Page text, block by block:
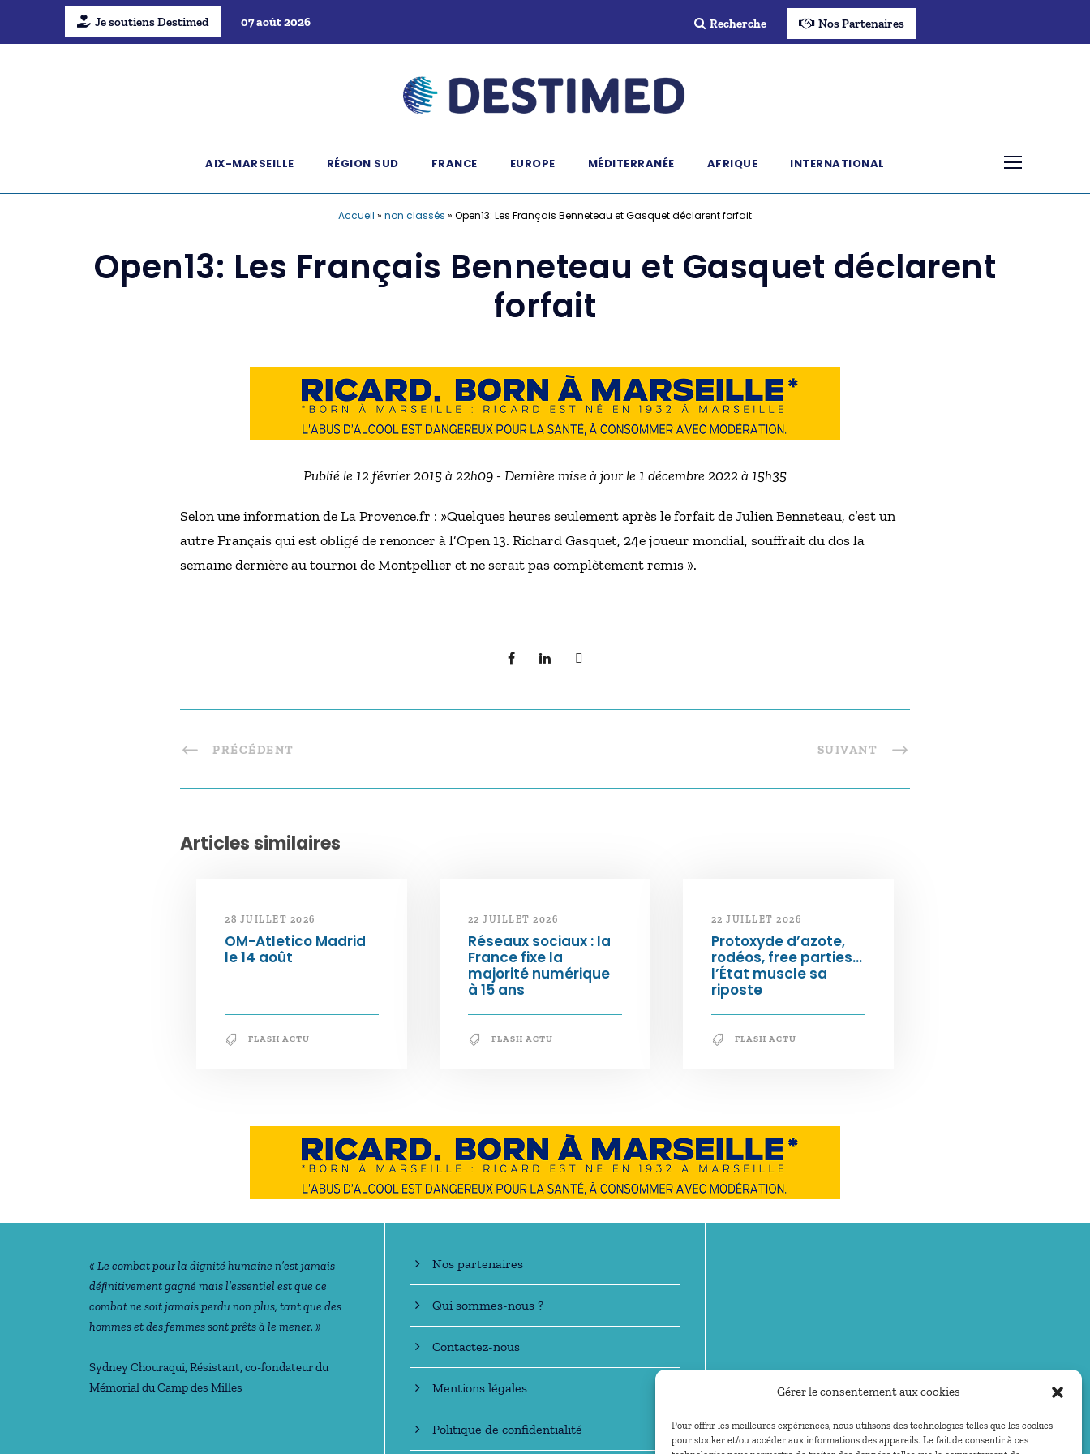
Gérer le consentement aux cookies
Pour offrir les meilleures expériences, nous utilisons des technologies telles que les cookies
pour stocker et/ou accéder aux informations des appareils. Le fait de consentir à ces
Je soutiens Destimed 07 août 2026 Recherche Nos Partenaires
AIX-MARSEILLE RÉGION SUD FRANCE EUROPE MÉDITERRANÉE AFRIQUE INTERNATIONAL
Accueil » non classés » Open13: Les Français Benneteau et Gasquet déclarent forfait
Open13: Les Français Benneteau et Gasquet déclarent
forfait
Publié le 12 février 2015 à 22h09 - Dernière mise à jour le 1 décembre 2022 à 15h35
Selon une information de La Provence.fr : »Quelques heures seulement après le forfait de Julien Benneteau, c’est un
autre Français qui est obligé de renoncer à l’Open 13. Richard Gasquet, 24e joueur mondial, souffrait du dos la
semaine dernière au tournoi de Montpellier et ne serait pas complètement remis ».
PRÉCÉDENT SUIVANT
Articles similaires
28 JUILLET 2026
OM-Atletico Madrid
le 14 août
FLASH ACTU
22 JUILLET 2026
Réseaux sociaux : la
France fixe la
majorité numérique
à 15 ans
FLASH ACTU
22 JUILLET 2026
Protoxyde d’azote,
rodéos, free parties…
l’État muscle sa
riposte
FLASH ACTU
Notre philosophie
« Le combat pour la dignité humaine n’est jamais
déﬁnitivement gagné mais l’essentiel est que ce
combat ne soit jamais perdu non plus, tant que des
hommes et des femmes sont prêts à le mener. »
Sydney Chouraqui, Résistant, co-fondateur du
Mémorial du Camp des Milles
En savoir +
Nos partenaires
Qui sommes-nous ?
Contactez-nous
Mentions légales
Politique de confidentialité